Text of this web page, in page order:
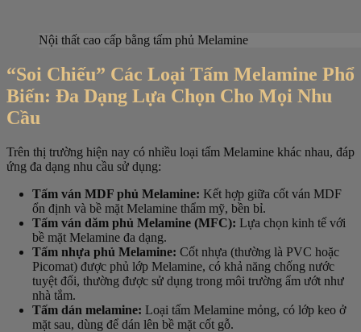
Nội thất cao cấp bằng tấm phủ Melamine
“Soi Chiếu” Các Loại Tấm Melamine Phổ
Biến: Đa Dạng Lựa Chọn Cho Mọi Nhu
Cầu
Trên thị trường hiện nay có nhiều loại tấm Melamine khác nhau, đáp
ứng đa dạng nhu cầu sử dụng:
Tấm ván MDF phủ Melamine: Kết hợp giữa cốt ván MDF
ổn định và bề mặt Melamine thẩm mỹ, bền bỉ.
Tấm ván dăm phủ Melamine (MFC): Lựa chọn kinh tế với
bề mặt Melamine đa dạng.
Tấm nhựa phủ Melamine: Cốt nhựa (thường là PVC hoặc
Picomat) được phủ lớp Melamine, có khả năng chống nước
tuyệt đối, thường được sử dụng trong môi trường ẩm ướt như
nhà tắm.
Tấm dán melamine: Loại tấm Melamine mỏng, có lớp keo ở
mặt sau, dùng để dán lên bề mặt cốt gỗ.